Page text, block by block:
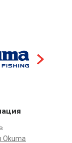
Okuma